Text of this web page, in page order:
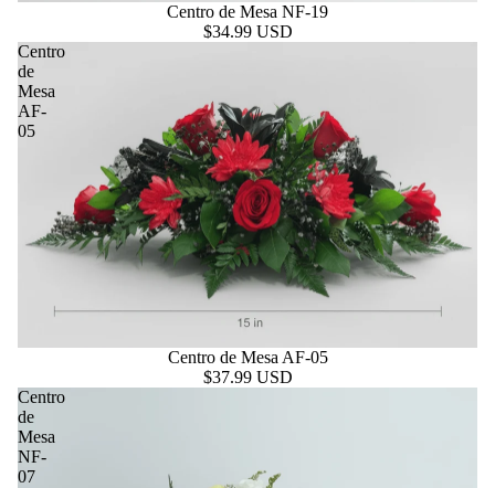
Centro de Mesa NF-19
$34.99 USD
Centro
de
Mesa
AF-
05
Centro de Mesa AF-05
$37.99 USD
Centro
de
Mesa
NF-
07